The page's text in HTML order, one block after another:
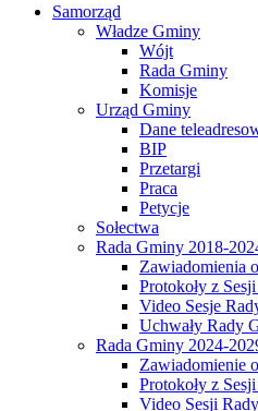
Samorząd
Władze Gminy
Wójt
Rada Gminy
Komisje
Urząd Gminy
Dane
BIP
Przetargi
Praca
Petycje
Sołectwa
Rada Gminy 2018-
Zawiadomienia
Protokoły z
Video Sesje
Uchwały Rady
Rada Gminy 2024-
Zawiadomienie
Protokoły z
Video Sesji